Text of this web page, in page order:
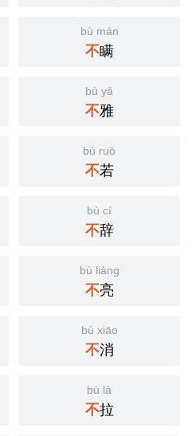
bù mán
不瞒
bù yǎ
不雅
bù ruò
不若
bù cí
不辞
bù liàng
不亮
bù xiāo
不消
bù lā
不拉